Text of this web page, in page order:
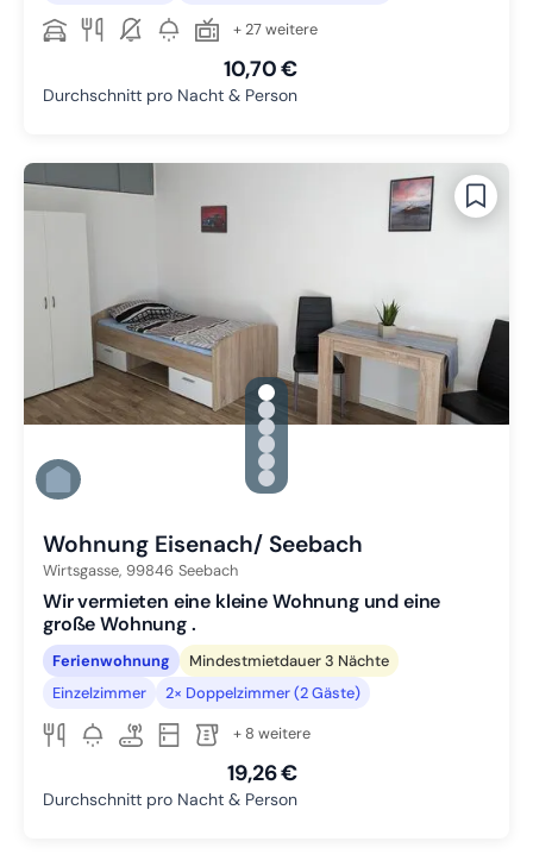
+ 27 weitere
10,70 €
Durchschnitt pro Nacht & Person
gallery.slide_selector
Zu Slide 1 wechseln
Zu Slide 2 wechseln
Zu Slide 3 wechseln
Zu Slide 4 wechseln
Zu Slide 5 wechseln
Zu Slide 6 wechseln
Wohnung Eisenach/ Seebach
Wirtsgasse, 99846 Seebach
Wir vermieten eine kleine Wohnung und eine
große Wohnung .
Ferienwohnung
Mindestmietdauer 3 Nächte
Einzelzimmer
2× Doppelzimmer (2 Gäste)
+ 8 weitere
19,26 €
Durchschnitt pro Nacht & Person